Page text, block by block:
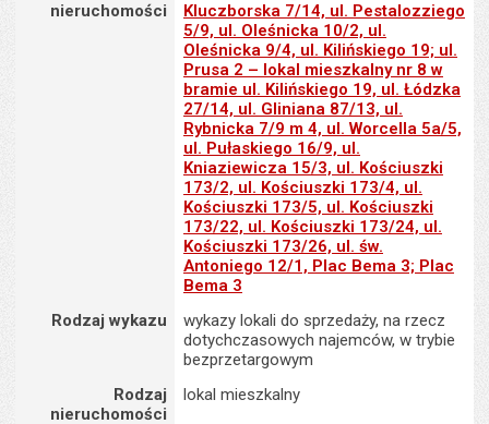
nieruchomości
Kluczborska 7/14, ul. Pestalozziego
5/9, ul. Oleśnicka 10/2, ul.
Oleśnicka 9/4, ul. Kilińskiego 19; ul.
Prusa 2 – lokal mieszkalny nr 8 w
bramie ul. Kilińskiego 19, ul. Łódzka
27/14, ul. Gliniana 87/13, ul.
Rybnicka 7/9 m 4, ul. Worcella 5a/5,
ul. Pułaskiego 16/9, ul.
Kniaziewicza 15/3, ul. Kościuszki
173/2, ul. Kościuszki 173/4, ul.
Kościuszki 173/5, ul. Kościuszki
173/22, ul. Kościuszki 173/24, ul.
Kościuszki 173/26, ul. św.
Antoniego 12/1, Plac Bema 3; Plac
Bema 3
Rodzaj wykazu
wykazy lokali do sprzedaży, na rzecz
dotychczasowych najemców, w trybie
bezprzetargowym
Rodzaj
nieruchomości
lokal mieszkalny